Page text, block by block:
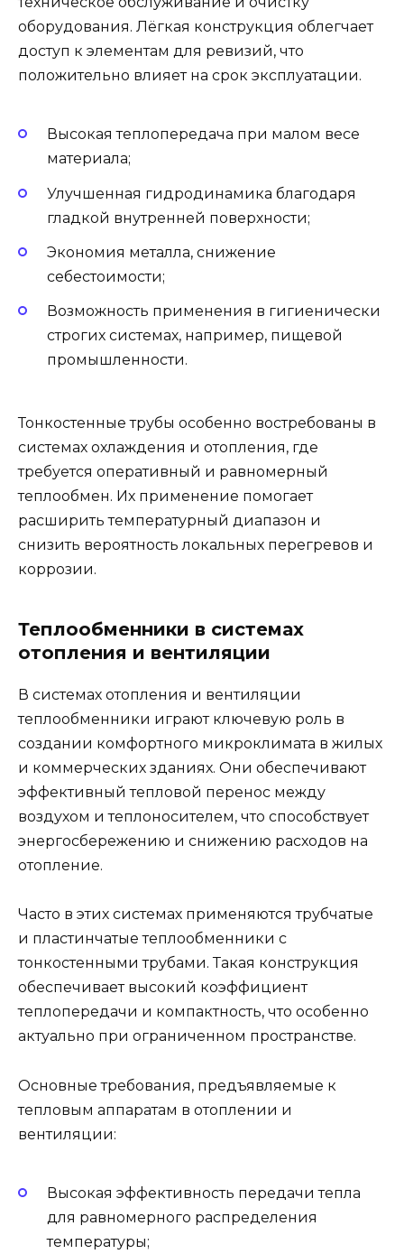
оборудования. Лёгкая конструкция облегчает
доступ к элементам для ревизий, что
положительно влияет на срок эксплуатации.
Высокая теплопередача при малом весе
материала;
Улучшенная гидродинамика благодаря
гладкой внутренней поверхности;
Экономия металла, снижение
себестоимости;
Возможность применения в гигиенически
строгих системах, например, пищевой
промышленности.
Тонкостенные трубы особенно востребованы в
системах охлаждения и отопления, где
требуется оперативный и равномерный
теплообмен. Их применение помогает
расширить температурный диапазон и
снизить вероятность локальных перегревов и
коррозии.
Теплообменники в системах
отопления и вентиляции
В системах отопления и вентиляции
теплообменники играют ключевую роль в
создании комфортного микроклимата в жилых
и коммерческих зданиях. Они обеспечивают
эффективный тепловой перенос между
воздухом и теплоносителем, что способствует
энергосбережению и снижению расходов на
отопление.
Часто в этих системах применяются трубчатые
и пластинчатые теплообменники с
тонкостенными трубами. Такая конструкция
обеспечивает высокий коэффициент
теплопередачи и компактность, что особенно
актуально при ограниченном пространстве.
Основные требования, предъявляемые к
тепловым аппаратам в отоплении и
вентиляции:
Высокая эффективность передачи тепла
для равномерного распределения
температуры;